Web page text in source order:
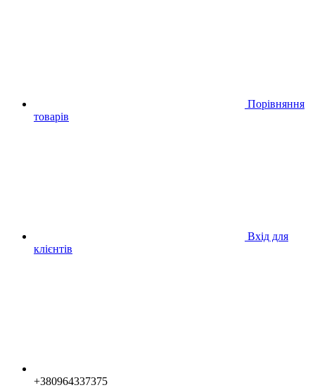
Порівняння
товарів
Вхід для
клієнтів
+380964337375